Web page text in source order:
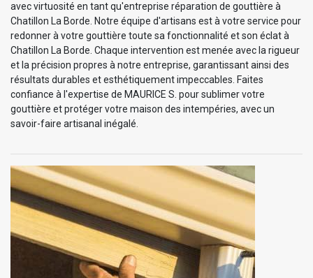
avec virtuosité en tant qu'entreprise réparation de gouttière à
Chatillon La Borde. Notre équipe d'artisans est à votre service pour
redonner à votre gouttière toute sa fonctionnalité et son éclat à
Chatillon La Borde. Chaque intervention est menée avec la rigueur
et la précision propres à notre entreprise, garantissant ainsi des
résultats durables et esthétiquement impeccables. Faites
confiance à l'expertise de MAURICE S. pour sublimer votre
gouttière et protéger votre maison des intempéries, avec un
savoir-faire artisanal inégalé.